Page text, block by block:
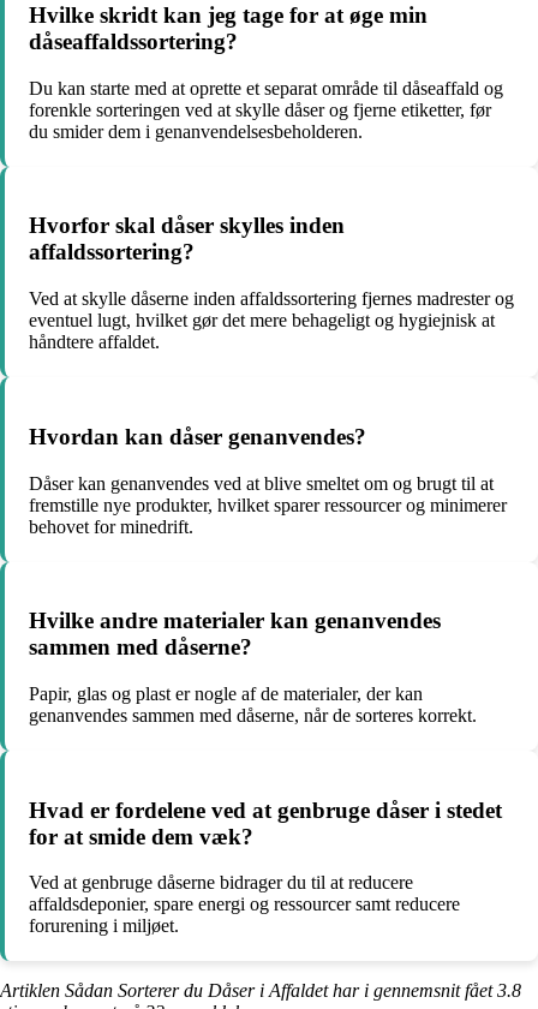
Hvilke skridt kan jeg tage for at øge min
dåseaffaldssortering?
Du kan starte med at oprette et separat område til dåseaffald og
forenkle sorteringen ved at skylle dåser og fjerne etiketter, før
du smider dem i genanvendelsesbeholderen.
Hvorfor skal dåser skylles inden
affaldssortering?
Ved at skylle dåserne inden affaldssortering fjernes madrester og
eventuel lugt, hvilket gør det mere behageligt og hygiejnisk at
håndtere affaldet.
Hvordan kan dåser genanvendes?
Dåser kan genanvendes ved at blive smeltet om og brugt til at
fremstille nye produkter, hvilket sparer ressourcer og minimerer
behovet for minedrift.
Hvilke andre materialer kan genanvendes
sammen med dåserne?
Papir, glas og plast er nogle af de materialer, der kan
genanvendes sammen med dåserne, når de sorteres korrekt.
Hvad er fordelene ved at genbruge dåser i stedet
for at smide dem væk?
Ved at genbruge dåserne bidrager du til at reducere
affaldsdeponier, spare energi og ressourcer samt reducere
forurening i miljøet.
Artiklen Sådan Sorterer du Dåser i Affaldet har i gennemsnit fået3.8